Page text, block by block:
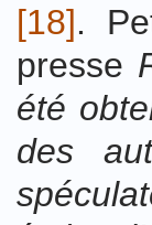
[18].
presse
été
des